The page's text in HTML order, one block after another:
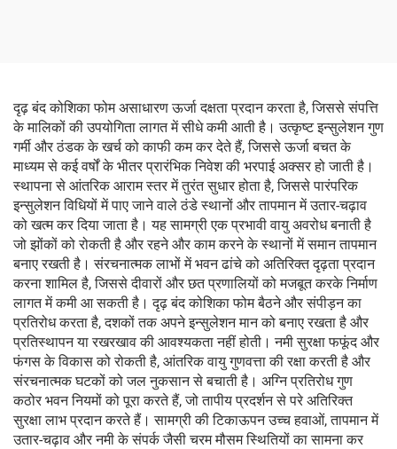
दृढ़ बंद कोशिका फोम असाधारण ऊर्जा दक्षता प्रदान करता है, जिससे संपत्ति
के मालिकों की उपयोगिता लागत में सीधे कमी आती है। उत्कृष्ट इन्सुलेशन गुण
गर्मी और ठंडक के खर्च को काफी कम कर देते हैं, जिससे ऊर्जा बचत के
माध्यम से कई वर्षों के भीतर प्रारंभिक निवेश की भरपाई अक्सर हो जाती है।
स्थापना से आंतरिक आराम स्तर में तुरंत सुधार होता है, जिससे पारंपरिक
इन्सुलेशन विधियों में पाए जाने वाले ठंडे स्थानों और तापमान में उतार-चढ़ाव
को खत्म कर दिया जाता है। यह सामग्री एक प्रभावी वायु अवरोध बनाती है
जो झोंकों को रोकती है और रहने और काम करने के स्थानों में समान तापमान
बनाए रखती है। संरचनात्मक लाभों में भवन ढांचे को अतिरिक्त दृढ़ता प्रदान
करना शामिल है, जिससे दीवारों और छत प्रणालियों को मजबूत करके निर्माण
लागत में कमी आ सकती है। दृढ़ बंद कोशिका फोम बैठने और संपीड़न का
प्रतिरोध करता है, दशकों तक अपने इन्सुलेशन मान को बनाए रखता है और
प्रतिस्थापन या रखरखाव की आवश्यकता नहीं होती। नमी सुरक्षा फफूंद और
फंगस के विकास को रोकती है, आंतरिक वायु गुणवत्ता की रक्षा करती है और
संरचनात्मक घटकों को जल नुकसान से बचाती है। अग्नि प्रतिरोध गुण
कठोर भवन नियमों को पूरा करते हैं, जो तापीय प्रदर्शन से परे अतिरिक्त
सुरक्षा लाभ प्रदान करते हैं। सामग्री की टिकाऊपन उच्च हवाओं, तापमान में
उतार-चढ़ाव और नमी के संपर्क जैसी चरम मौसम स्थितियों का सामना कर